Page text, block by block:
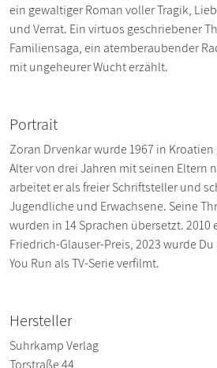
ein gewaltiger Roman voller Tragik,
und Verrat. Ein virtuos geschriebener
Familiensaga, ein atemberaubender
mit ungeheurer Wucht erzählt.
Portrait
Zoran Drvenkar wurde 1967 in
Alter von drei Jahren mit seinen Eltern
arbeitet er als freier Schriftsteller und
Jugendliche und Erwachsene. Seine
wurden in 14 Sprachen übersetzt. 2010
Friedrich-Glauser-Preis, 2023 wurde
You Run als TV-Serie verfilmt.
Hersteller
Suhrkamp Verlag
Torstraße 44